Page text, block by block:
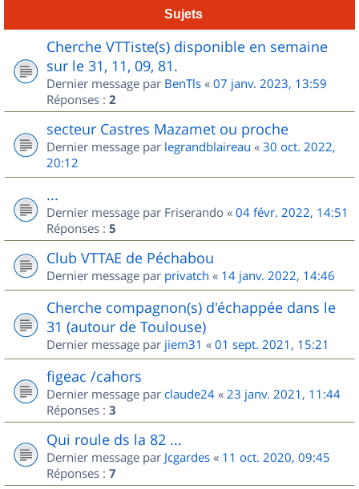
Sujets
Cherche VTTiste(s) disponible en semaine
sur le 31, 11, 09, 81.
Dernier message par BenTls « 07 janv. 2023, 13:59
Réponses : 2
secteur Castres Mazamet ou proche
Dernier message par legrandblaireau « 30 oct. 2022,
20:12
...
Dernier message par Friserando « 04 févr. 2022, 14:51
Réponses : 5
Club VTTAE de Péchabou
Dernier message par privatch « 14 janv. 2022, 14:46
Cherche compagnon(s) d'échappée dans le
31 (autour de Toulouse)
Dernier message par jiem31 « 01 sept. 2021, 15:21
figeac /cahors
Dernier message par claude24 « 23 janv. 2021, 11:44
Réponses : 3
Qui roule ds la 82 ...
Dernier message par Jcgardes « 11 oct. 2020, 09:45
Réponses : 7